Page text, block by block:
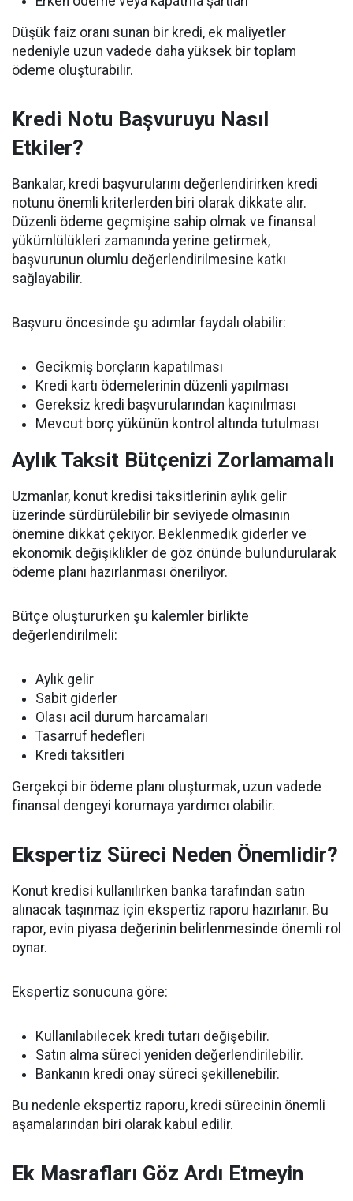
Düşük faiz oranı sunan bir kredi, ek maliyetler
nedeniyle uzun vadede daha yüksek bir toplam
ödeme oluşturabilir.
Kredi Notu Başvuruyu Nasıl
Etkiler?
Bankalar, kredi başvurularını değerlendirirken kredi
notunu önemli kriterlerden biri olarak dikkate alır.
Düzenli ödeme geçmişine sahip olmak ve finansal
yükümlülükleri zamanında yerine getirmek,
başvurunun olumlu değerlendirilmesine katkı
sağlayabilir.
Başvuru öncesinde şu adımlar faydalı olabilir:
Gecikmiş borçların kapatılması
Kredi kartı ödemelerinin düzenli yapılması
Gereksiz kredi başvurularından kaçınılması
Mevcut borç yükünün kontrol altında tutulması
Aylık Taksit Bütçenizi Zorlamamalı
Uzmanlar, konut kredisi taksitlerinin aylık gelir
üzerinde sürdürülebilir bir seviyede olmasının
önemine dikkat çekiyor. Beklenmedik giderler ve
ekonomik değişiklikler de göz önünde bulundurularak
ödeme planı hazırlanması öneriliyor.
Bütçe oluştururken şu kalemler birlikte
değerlendirilmeli:
Aylık gelir
Sabit giderler
Olası acil durum harcamaları
Tasarruf hedefleri
Kredi taksitleri
Gerçekçi bir ödeme planı oluşturmak, uzun vadede
finansal dengeyi korumaya yardımcı olabilir.
Ekspertiz Süreci Neden Önemlidir?
Konut kredisi kullanılırken banka tarafından satın
alınacak taşınmaz için ekspertiz raporu hazırlanır. Bu
rapor, evin piyasa değerinin belirlenmesinde önemli rol
oynar.
Ekspertiz sonucuna göre:
Kullanılabilecek kredi tutarı değişebilir.
Satın alma süreci yeniden değerlendirilebilir.
Bankanın kredi onay süreci şekillenebilir.
Bu nedenle ekspertiz raporu, kredi sürecinin önemli
aşamalarından biri olarak kabul edilir.
Ek Masrafları Göz Ardı Etmeyin